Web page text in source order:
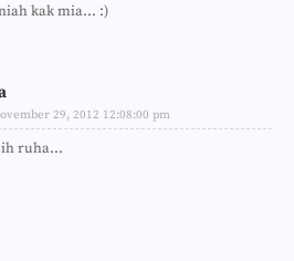
kak mia... :)
29, 2012 12:08:00 pm
ruha...